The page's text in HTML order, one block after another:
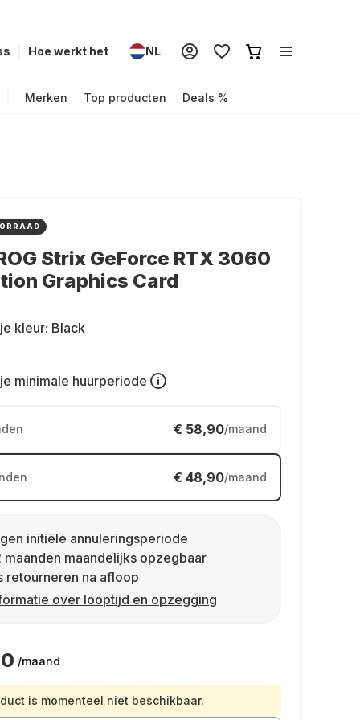
Hoe werkt het NL
Merken Top producten Deals %
Strix GeForce RTX 3060
Graphics Card
kleur: Black
minimale huurperiode
€ 58,90/maand
€ 48,90/maand
initiële annuleringsperiode
maanden maandelijks opzegbaar
retourneren na afloop
over looptijd en opzegging
/maand
is momenteel niet beschikbaar.